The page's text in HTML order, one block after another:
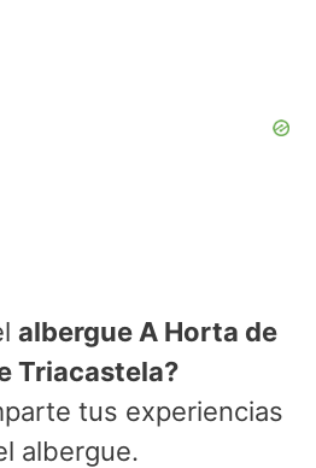
albergue A Horta de
Triacastela?
tus experiencias
albergue.